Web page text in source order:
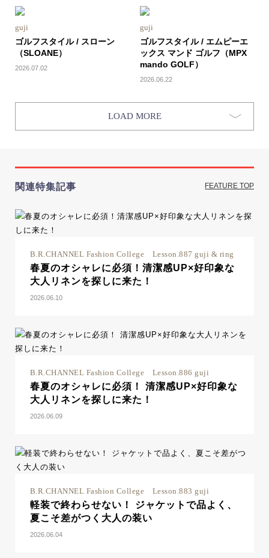
guji
ゴルフスタイル / スローン
（SLOANE）
2026.07.02
guji
ゴルフスタイル / エムピーエ
ックス マンド ゴルフ（MPX
mando GOLF）
2026.06.22
LOAD MORE
関連特集記事 FEATURE TOP
B.R.CHANNEL Fashion College Lesson.887 guji & ring
春夏のオシャレに必須！清潔感UP×好印象な
大人リネンを探しに来た！
2026.06.10
B.R.CHANNEL Fashion College Lesson.886 guji
春夏のオシャレに必須！ 清潔感UP×好印象な
大人リネンを探しに来た！
2026.06.09
B.R.CHANNEL Fashion College Lesson.883 guji
軽装で終わらせない！ ジャケットで品よく、
夏こそ差がつく大人の装い
2026.06.04